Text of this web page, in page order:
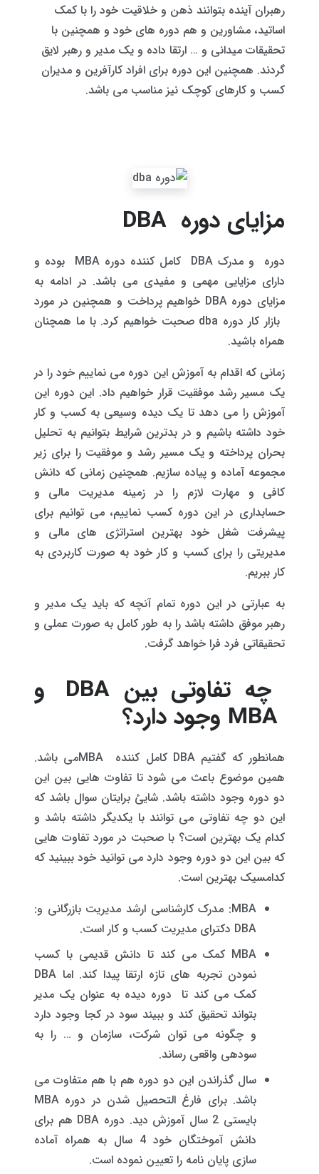
رهبران آینده بتوانند ذهن و خلاقیت خود را با کمک
اساتید، مشاورین و هم دوره های خود و همچنین با
تحقیقات میدانی و … ارتقا داده و یک مدیر و رهبر لایق
گردند. همچنین این دوره برای افراد کارآفرین و مدیران
کسب و کارهای کوچک نیز مناسب می باشد.
مزایای دوره DBA
دوره و مدرک DBA کامل کننده دوره MBA بوده و
دارای مزایایی مهمی و مفیدی می باشد. در ادامه به
مزایای دوره DBA خواهیم پرداخت و همچنین در مورد
بازار کار دوره dba صحبت خواهیم کرد. با ما همچنان
همراه باشید.
زمانی که اقدام به آموزش این دوره می نماییم خود را در
یک مسیر رشد موفقیت قرار خواهیم داد. این دوره این
آموزش را می دهد تا یک دیده وسیعی به کسب و کار
خود داشته باشیم و در بدترین شرایط بتوانیم به تحلیل
بحران پرداخته و یک مسیر رشد و موفقیت را برای زیر
مجموعه آماده و پیاده سازیم. همچنین زمانی که دانش
کافی و مهارت لازم را در زمینه مدیریت مالی و
حسابداری در این دوره کسب نماییم، می توانیم برای
پیشرفت شغل خود بهترین استراتژی های مالی و
مدیریتی را برای کسب و کار خود به صورت کاربردی به
کار ببریم.
به عبارتی در این دوره تمام آنچه که باید یک مدیر و
رهبر موفق داشته باشد را به طور کامل به صورت عملی و
تحقیقاتی فرد فرا خواهد گرفت.
چه تفاوتی بین DBA و
همانطور که گفتیم DBA کامل کننده MBAمی باشد.
همین موضوع باعث می شود تا تفاوت هایی بین این
دو دوره وجود داشته باشد. شایئ برایتان سوال باشد که
این دو چه تفاوتی می توانند با یکدیگر داشته باشد و
کدام یک بهترین است؟ با صحبت در مورد تفاوت هایی
که بین این دو دوره وجود دارد می توانید خود ببینید که
کدامسیک بهترین است.
MBA: مدرک کارشناسی ارشد مدیریت بازرگانی و:
DBA دکترای مدیریت کسب و کار است.
MBA کمک می کند تا دانش قدیمی با کسب
نمودن تجربه های تازه ارتقا پیدا کند. اما DBA
کمک می کند تا دوره دیده به عنوان یک مدیر
بتواند تحقیق کند و ببیند سود در کجا وجود دارد
و چگونه می توان شرکت، سازمان و … را به
سودهی واقعی رساند.
سال گذراندن این دو دوره هم با هم متفاوت می
باشد. برای فارغ التحصیل شدن در دوره MBA
بایستی 2 سال آموزش دید. دوره DBA هم برای
دانش آموختگان خود 4 سال به همراه آماده
سازی پایان نامه را تعیین نموده است.